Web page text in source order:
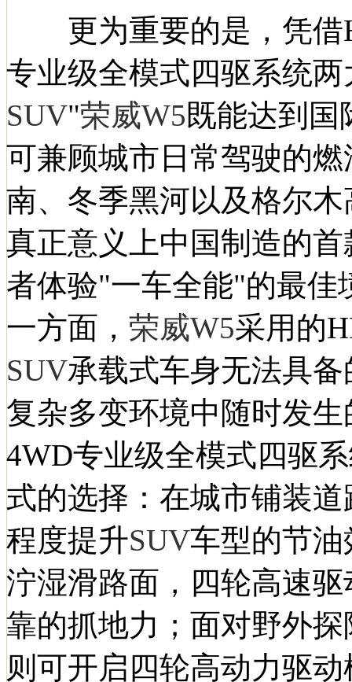
更为重要的是，凭借
专业级全模式四驱系统
SUV"荣威W5既能达到国
可兼顾城市日常驾驶的
南、冬季黑河以及格尔
真正意义上中国制造的
者体验"一车全能"的最佳
一方面， 荣威W5采用的
SUV承载式车身无法具
复杂多变环境中随时发
4WD专业级全模式四驱
式的选择：在城市铺装
程度提升SUV车型的节
泞湿滑路面，四轮高速
靠的抓地力；面对野外
则可开启四轮高动力驱